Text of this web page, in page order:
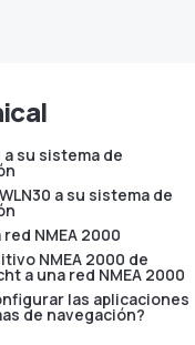
a su sistema de
a su sistema de
NMEA 2000
NMEA 2000 de
a una red NMEA 2000
las aplicaciones
de navegación?